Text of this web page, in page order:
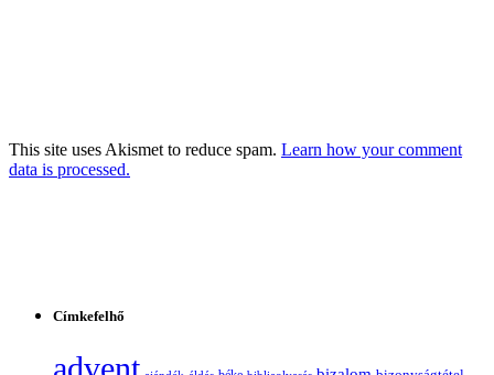
This site uses Akismet to reduce spam. Learn how your comment
data is processed.
Címkefelhő